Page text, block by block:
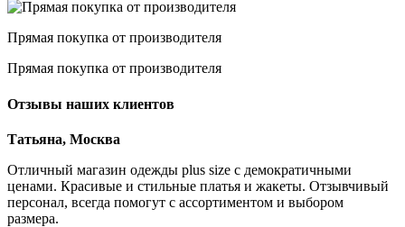
Прямая покупка от производителя
Прямая покупка от производителя
Отзывы наших клиентов
Татьяна, Москва
Отличный магазин одежды plus size с демократичными
ценами. Красивые и стильные платья и жакеты. Отзывчивый
персонал, всегда помогут с ассортиментом и выбором
размера.